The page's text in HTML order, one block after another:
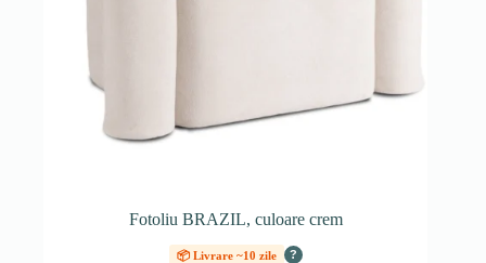
Fotoliu BRAZIL, culoare crem
📦 Livrare ~10 zile ?